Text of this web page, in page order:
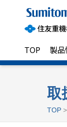
住
友
重
機
工
業
株
TOP 製
取
TOP >